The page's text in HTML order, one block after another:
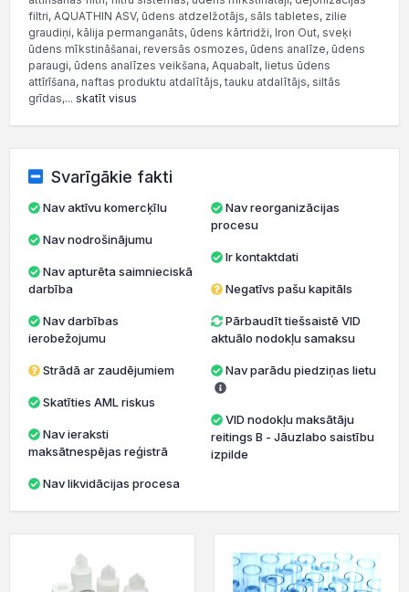
filtri, AQUATHIN ASV, ūdens atdzelžotājs, sāls tabletes, zilie
graudiņi, kālija permanganāts, ūdens kārtridži, Iron Out, sveķi
ūdens mīkstināšanai, reversās osmozes, ūdens analīze, ūdens
paraugi, ūdens analīzes veikšana, Aquabalt, lietus ūdens
attīrīšana, naftas produktu atdalītājs, tauku atdalītājs, siltās
grīdas,... skatīt visus
Svarīgākie fakti
Nav aktīvu komercķīlu
Nav nodrošinājumu
darbība
ierobežojumu
Strādā ar zaudējumiem
Skatīties AML riskus
maksātnespējas reģistrā
Nav likvidācijas procesa
Nav reorganizācijas
procesu
Ir kontaktdati
Negatīvs pašu kapitāls
Pārbaudīt tiešsaistē VID
aktuālo nodokļu samaksu
Nav parādu piedziņas lietu
VID nodokļu maksātāju
reitings B - Jāuzlabo saistību
izpilde